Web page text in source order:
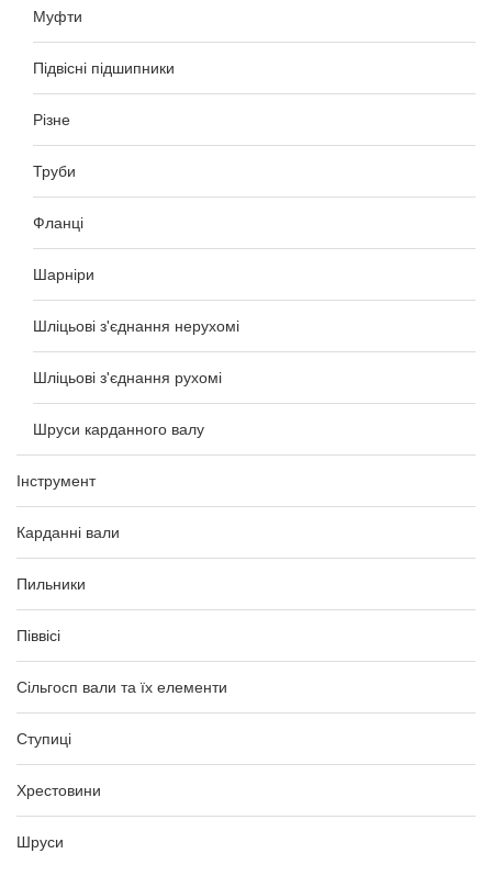
Муфти
Підвісні підшипники
Різне
Труби
Фланці
Шарніри
Шліцьові з'єднання нерухомі
Шліцьові з'єднання рухомі
Шруси карданного валу
Інструмент
Карданні вали
Пильники
Піввісі
Сільгосп вали та їх елементи
Ступиці
Хрестовини
Шруси